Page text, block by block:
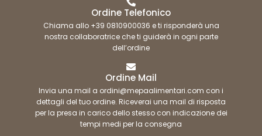
Ordine Telefonico
Chiama allo +39 0810900036 e ti risponderà una
nostra collaboratrice che ti guiderà in ogni parte
dell’ordine
Ordine Mail
Invia una mail a ordini@mepaalimentari.com con i
dettagli del tuo ordine. Riceverai una mail di risposta
per la presa in carico dello stesso con indicazione dei
tempi medi per la consegna